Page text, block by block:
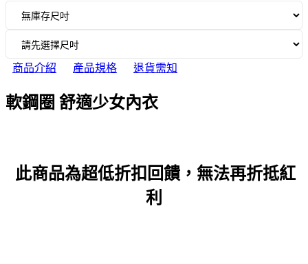
商品介紹 產品規格 退貨需知
軟鋼圈 舒適少女內衣
此商品為超低折扣回饋，無法再折抵紅
利